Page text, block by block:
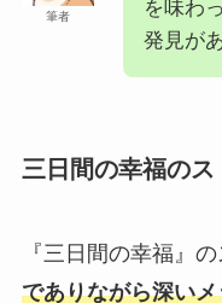
筆者
を味わ
発見が
三日間の幸福の
『三日間の幸福』
でありながら深い